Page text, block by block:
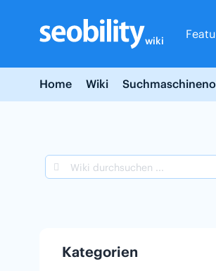
content
wiki
Home Wiki
Kategorien